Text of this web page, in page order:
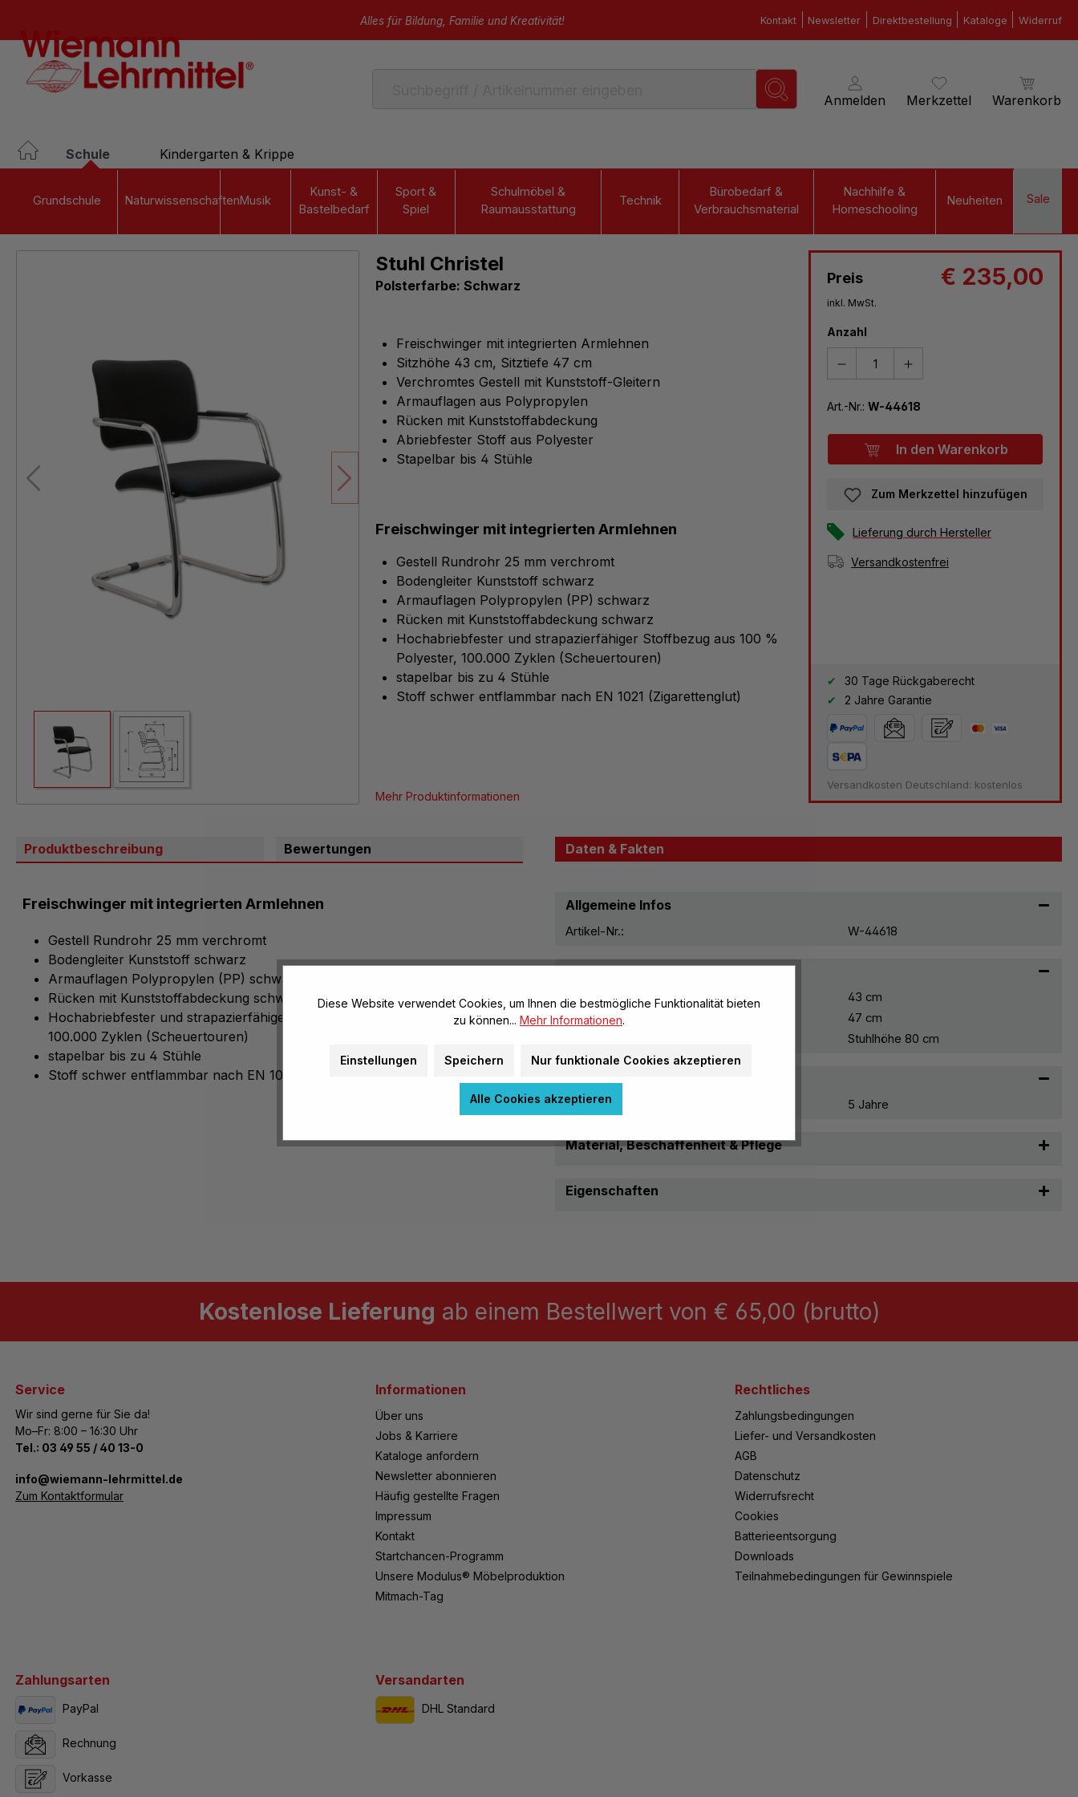
Alles für Bildung, Familie und Kreativität! Kontakt Newsletter Direktbestellung Kataloge Widerruf
Anmelden Merkzettel Warenkorb
Schule Kindergarten & Krippe
Grundschule NaturwissenschaftenMusik
Kunst- &
Bastelbedarf
Sport &
Spiel
Schulmöbel &
Raumausstattung
Technik
Bürobedarf &
Verbrauchsmaterial
Nachhilfe &
Homeschooling
Neuheiten Sale
Preis € 235,00
inkl. MwSt.
Anzahl
Art.-Nr.: W-44618
In den Warenkorb
Zum Merkzettel hinzufügen
Lieferung durch Hersteller
Versandkostenfrei
30 Tage Rückgaberecht
2 Jahre Garantie
Versandkosten Deutschland: kostenlos
Stuhl Christel
Polsterfarbe: Schwarz
Freischwinger mit integrierten Armlehnen
Sitzhöhe 43 cm, Sitztiefe 47 cm
Verchromtes Gestell mit Kunststoff-Gleitern
Armauflagen aus Polypropylen
Rücken mit Kunststoffabdeckung
Abriebfester Stoff aus Polyester
Stapelbar bis 4 Stühle
Freischwinger mit integrierten Armlehnen
Gestell Rundrohr 25 mm verchromt
Bodengleiter Kunststoff schwarz
Armauflagen Polypropylen (PP) schwarz
Rücken mit Kunststoffabdeckung schwarz
Hochabriebfester und strapazierfähiger Stoffbezug aus 100 %
Polyester, 100.000 Zyklen (Scheuertouren)
stapelbar bis zu 4 Stühle
Stoff schwer entflammbar nach EN 1021 (Zigarettenglut)
Mehr Produktinformationen
Produktbeschreibung Bewertungen
Freischwinger mit integrierten Armlehnen
Gestell Rundrohr 25 mm verchromt
Bodengleiter Kunststoff schwarz
Armauflagen Polypropylen (PP) schwarz
Rücken mit Kunststoffabdeckung schwarz
Hochabriebfester und strapazierfähiger Stoffbezug aus 100 % Polyester,
100.000 Zyklen (Scheuertouren)
stapelbar bis zu 4 Stühle
Stoff schwer entflammbar nach EN 1021 (Zigarettenglut)
Daten & Fakten
Allgemeine Infos
Artikel-Nr.: W-44618
Maße & Gewichte
Sitzhöhe:
43 cm
Sitztiefe:
47 cm
Stuhlhöhe 80 cm
Garantie: 5 Jahre
Material, Beschaffenheit & Pflege
Eigenschaften
Kostenlose Lieferung ab einem Bestellwert von € 65,00 (brutto)
Service
Wir sind gerne für Sie da!
Mo–Fr: 8:00 – 16:30 Uhr
Tel.: 03 49 55 / 40 13-0
­info@wiemann-lehrmittel.de
Zum Kontaktformular
Informationen
Über uns
Jobs & Karriere
Kataloge anfordern
Newsletter abonnieren
Häufig gestellte Fragen
Impressum
Kontakt
Startchancen-Programm
Unsere Modulus® Möbelproduktion
Mitmach-Tag
Rechtliches
Zahlungsbedingungen
Liefer- und Versandkosten
AGB
Datenschutz
Widerrufsrecht
Cookies
Batterieentsorgung
Downloads
Teilnahmebedingungen für Gewinnspiele
Zahlungsarten
PayPal
Rechnung
Vorkasse
Versandarten
DHL Standard
Diese Website verwendet Cookies, um Ihnen die bestmögliche Funktionalität bieten
zu können... Mehr Informationen.
Einstellungen Speichern Nur funktionale Cookies akzeptieren
Alle Cookies akzeptieren